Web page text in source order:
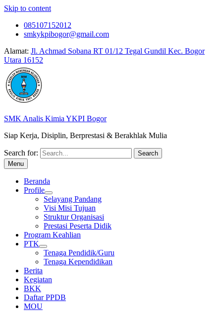
Skip to content
085107152012
smkykpibogor@gmail.com
Alamat: Jl. Achmad Sobana RT 01/12 Tegal Gundil Kec. Bogor
Utara 16152
SMK Analis Kimia YKPI Bogor
Siap Kerja, Disiplin, Berprestasi & Berakhlak Mulia
Search for:
Menu
Beranda
Profile
Selayang Pandang
Visi Misi Tujuan
Struktur Organisasi
Prestasi Peserta Didik
Program Keahlian
PTK
Tenaga Pendidik/Guru
Tenaga Kependidikan
Berita
Kegiatan
BKK
Daftar PPDB
MOU